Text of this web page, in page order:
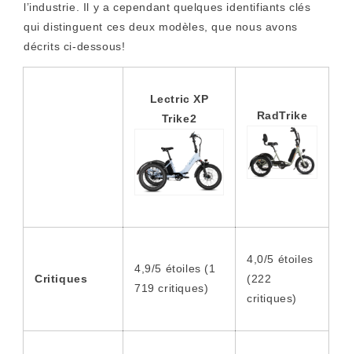
l’industrie. Il y a cependant quelques identifiants clés
qui distinguent ces deux modèles, que nous avons
décrits ci-dessous!
Lectric XP
Trike2
RadTrike
Critiques
4,9/5 étoiles (1
719 critiques)
4,0/5 étoiles
(222
critiques)